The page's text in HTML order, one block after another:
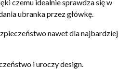
czemu idealnie sprawdza się w
ubranka przez główkę.
nawet dla najbardziej
i uroczy design.